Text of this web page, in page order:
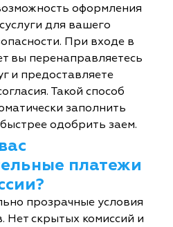
оформления
для вашего
При входе в
вы перенаправляетесь
и предоставляете
Такой способ
заполнить
одобрить заем.
платежи
прозрачные условия
Нет скрытых комиссий и